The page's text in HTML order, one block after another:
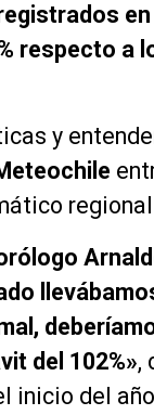
respecto a
y
del 102%»,
inicio del